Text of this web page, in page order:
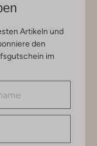
Artikeln und
den
im